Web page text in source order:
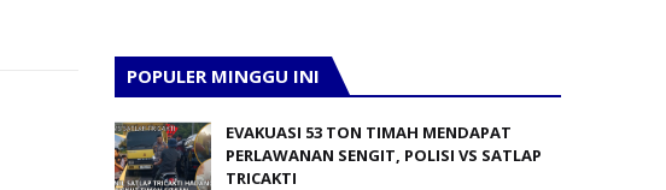
POPULER MINGGU INI
EVAKUASI 53 TON TIMAH MENDAPAT
PERLAWANAN SENGIT, POLISI VS SATLAP
TRICAKTI